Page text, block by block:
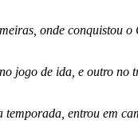
onde conquistou
jogo de ida, e outro
entrou em